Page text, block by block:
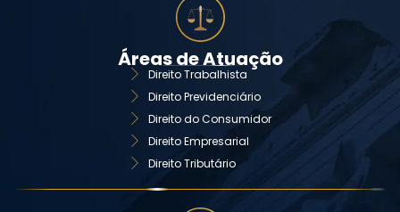
Áreas de Atuação
Direito Trabalhista
Direito Previdenciário
Direito do Consumidor
Direito Empresarial
Direito Tributário